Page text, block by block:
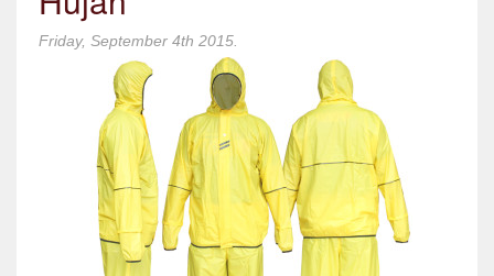
Friday, September 4th 2015.